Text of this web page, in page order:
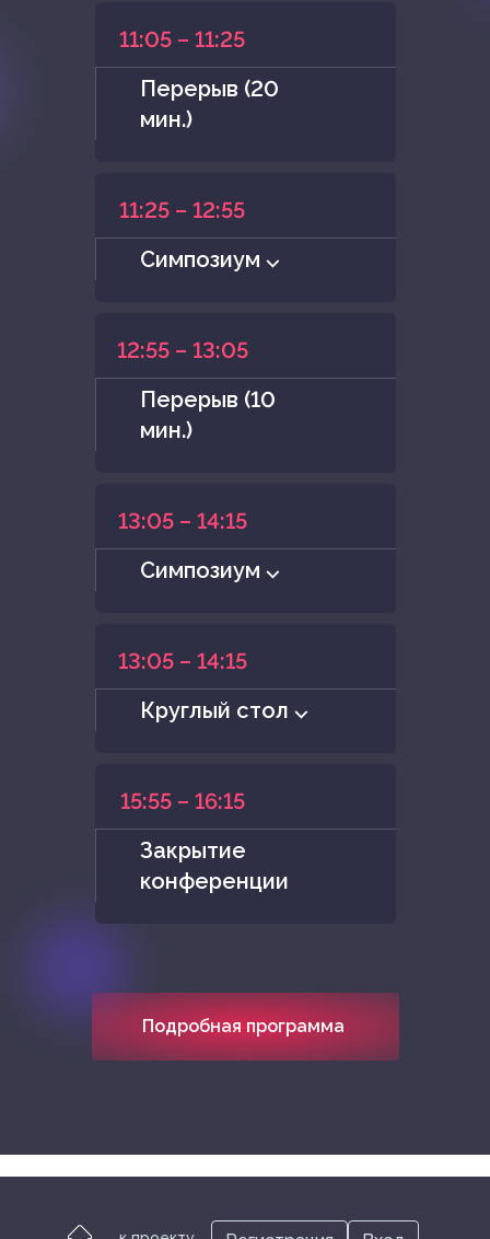
11:05 – 11:25
Перерыв (20
мин.)
11:25 – 12:55
Симпозиум ⌵
12:55 – 13:05
Перерыв (10
мин.)
13:05 – 14:15
Симпозиум ⌵
13:05 – 14:15
Круглый стол ⌵
15:55 – 16:15
Закрытие
конференции
Подробная программа